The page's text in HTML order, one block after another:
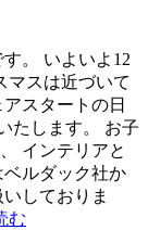
。 いよいよ12
マスは近づいて
スタートの日
たします。 お子
インテリアと
ベルダック社か
しておりま
む